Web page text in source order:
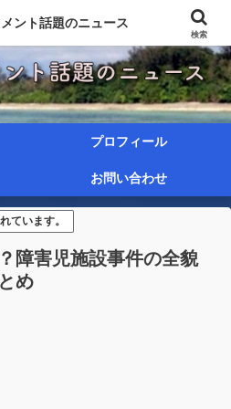
プロフィール
お問い合わせ
ています。
障害児施設事件の全貌
め
ント話題のニュース
検索